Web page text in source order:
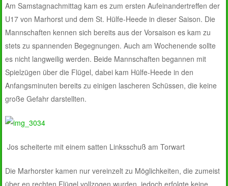
Am Samstagnachmittag kam es zum ersten Aufeinandertreffen der
U17 von Marhorst und dem St. Hülfe-Heede in dieser Saison. Die
Mannschaften kennen sich bereits aus der Vorsaison es kam zu
stets zu spannenden Begegnungen. Auch am Wochenende sollte
es nicht langweilig werden. Beide Mannschaften begannen mit
Spielzügen über die Flügel, dabei kam Hülfe-Heede in den
Anfangsminuten bereits zu einigen lascheren Schüssen, die keine
große Gefahr darstellten.
Jos scheiterte mit einem satten Linksschuß am Torwart
Die Marhorster kamen nur vereinzelt zu Möglichkeiten, die zumeist